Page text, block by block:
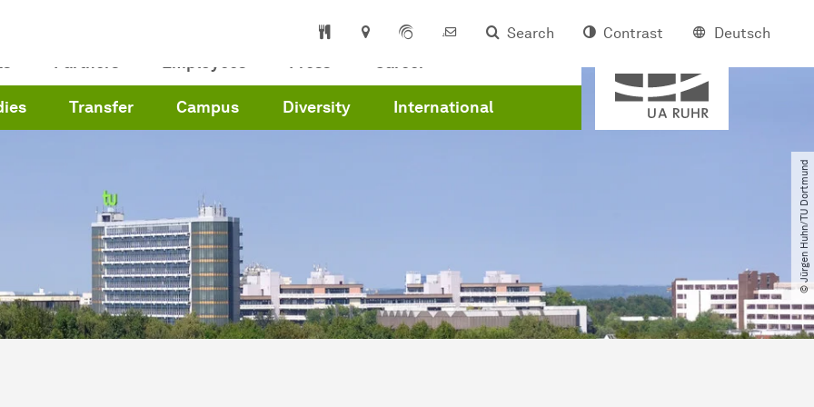
Search Contrast Deutsch
Partners Employees Press Career
Transfer Campus Diversity International
© Jürgen Huhn​/​TU Dortmund
here: